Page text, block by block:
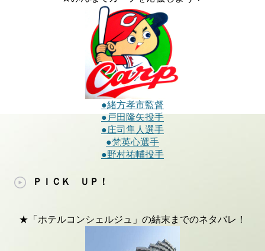
●緒方孝市監督
●戸田隆矢投手
●庄司隼人選手
●梵英心選手
●野村祐輔投手
ＰＩＣＫ ＵＰ！
★「ホテルコンシェルジュ」の結末までのネタバレ！